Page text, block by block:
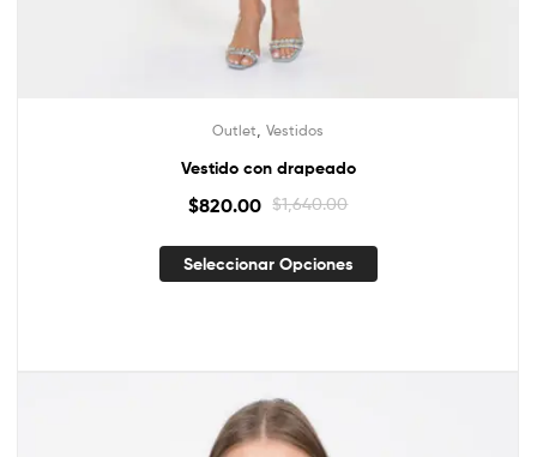
Outlet, Vestidos
Vestido con drapeado
$1,640.00
$820.00
Seleccionar Opciones